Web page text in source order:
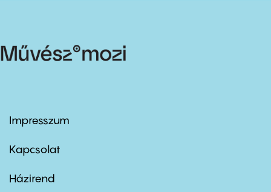
Footer
first
Impresszum
Kapcsolat
Footer
Házirend